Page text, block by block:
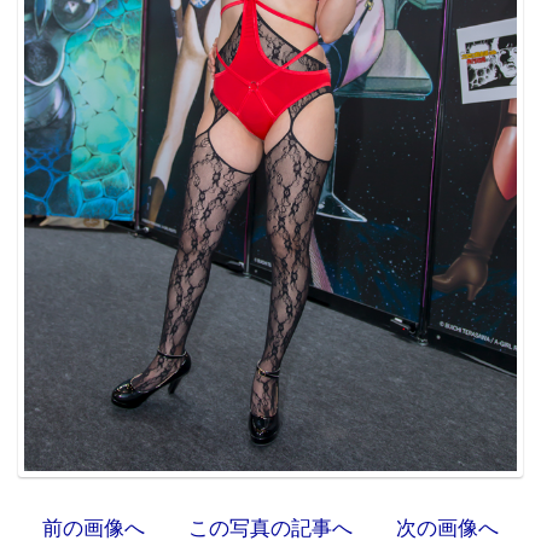
前の画像へ この写真の記事へ 次の画像へ